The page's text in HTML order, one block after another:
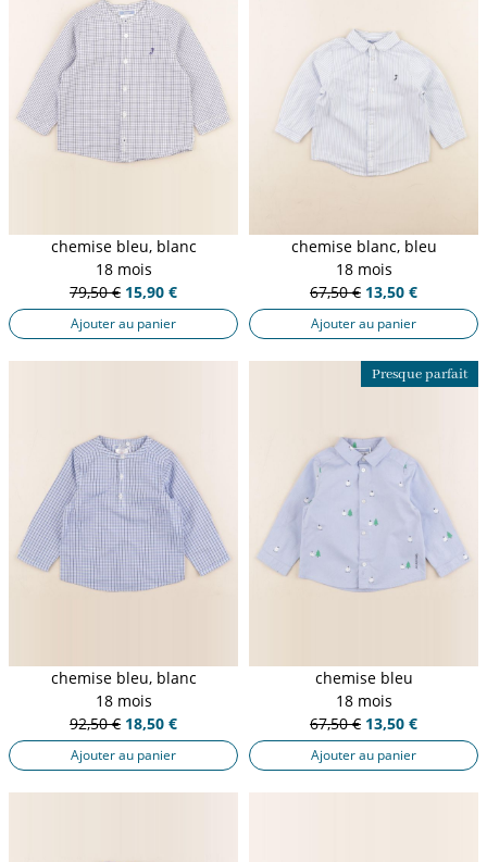
chemise bleu, blanc
18 mois
79,50 € 15,90 €
Ajouter au panier
chemise blanc, bleu
18 mois
67,50 € 13,50 €
Ajouter au panier
chemise bleu, blanc
18 mois
92,50 € 18,50 €
Ajouter au panier
Presque parfait
chemise bleu
18 mois
67,50 € 13,50 €
Ajouter au panier